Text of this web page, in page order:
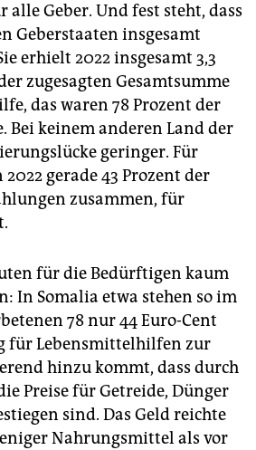
alle Geber. Und fest steht, dass
Geberstaaten insgesamt
erhielt 2022 insgesamt 3,3
zugesagten Gesamtsumme
das waren 78 Prozent der
Bei keinem anderen Land der
geringer. Für
gerade 43 Prozent der
zusammen, für
für die Bedürftigen kaum
In Somalia etwa stehen so im
78 nur 44 Euro-Cent
für Lebensmittelhilfen zur
hinzu kommt, dass durch
Preise für Getreide, Dünger
sind. Das Geld reichte
Nahrungsmittel als vor